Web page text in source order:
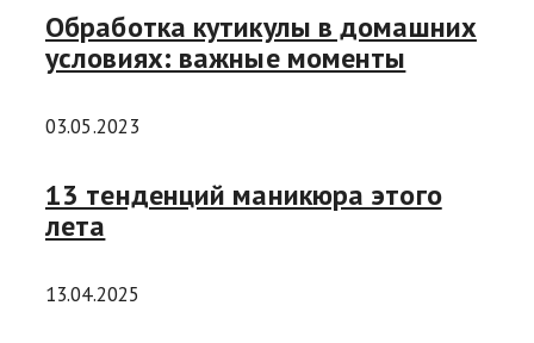
Обработка кутикулы в домашних
условиях: важные моменты
03.05.2023
13 тенденций маникюра этого
лета
13.04.2025